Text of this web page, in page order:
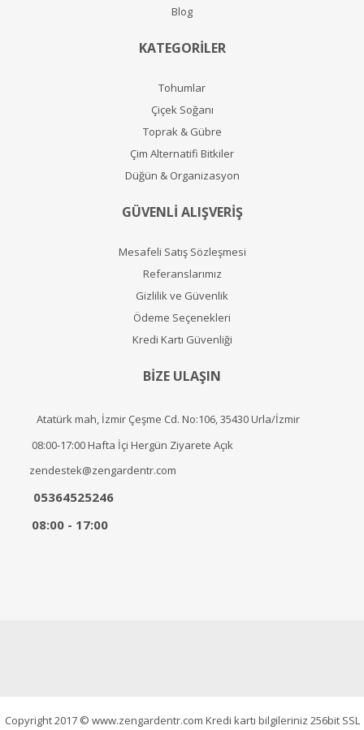
Blog
KATEGORİLER
Tohumlar
Çiçek Soğanı
Toprak & Gübre
Çim Alternatifi Bitkiler
Düğün & Organizasyon
GÜVENLİ ALIŞVERİŞ
Mesafeli Satış Sözleşmesi
Referanslarımız
Gizlilik ve Güvenlik
Ödeme Seçenekleri
Kredi Kartı Güvenliği
BİZE ULAŞIN
Atatürk mah, İzmir Çeşme Cd. No:106, 35430 Urla/İzmir
08:00-17:00 Hafta İçi Hergün Ziyarete Açık
zendestek@zengardentr.com
05364525246
08:00 - 17:00
Copyright 2017 © www.zengardentr.com Kredi kartı bilgileriniz 256bit SSL